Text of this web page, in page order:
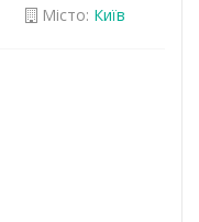
Місто: Київ